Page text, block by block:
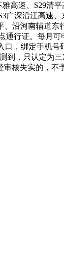
高速、S29清
广深沿江高速
沿河南辅道
行证。每月
，绑定手机号
到，只认定为
核失实的，